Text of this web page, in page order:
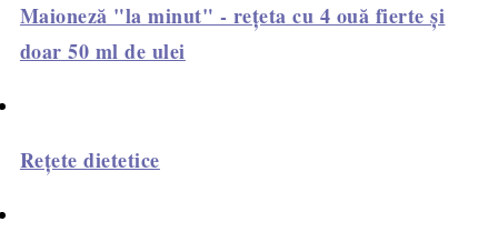
Maioneză "la minut" - rețeta cu 4 ouă fierte și
doar 50 ml de ulei
Rețete dietetice